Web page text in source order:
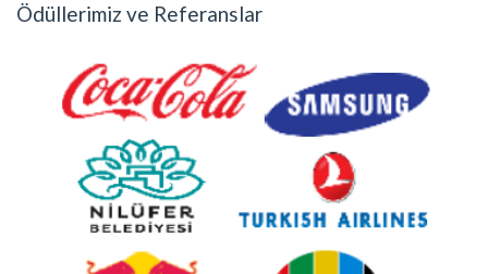
Ödüllerimiz ve Referanslar